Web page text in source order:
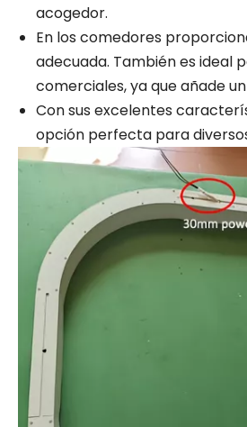
acogedor.
En los comedores
adecuada. También es ideal
comerciales, ya que añade
Con sus excelentes
opción perfecta para